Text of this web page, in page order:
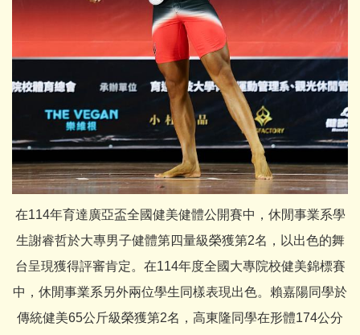
在114年育達廣亞盃全國健美健體公開賽中，休閒事業系學
生謝睿哲於大專男子健體第四量級榮獲第2名，以出色的舞
台呈現獲得評審肯定。在114年度全國大專院校健美錦標賽
中，休閒事業系另外兩位學生同樣表現出色。賴嘉陽同學於
傳統健美65公斤級榮獲第2名，高東隆同學在形體174公分